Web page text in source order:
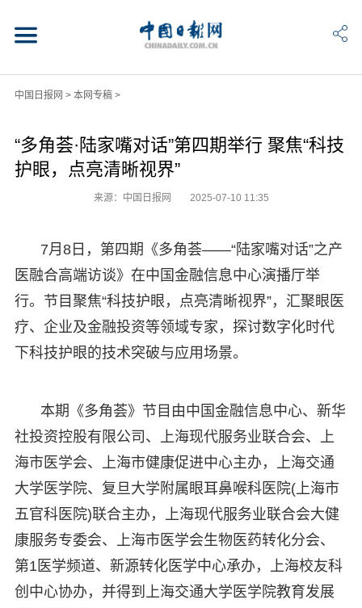
中国日报网 > 本网专稿>
“多角荟·陆家嘴对话”第四期举行 聚焦“科技
护眼，点亮清晰视界”
来源：中国日报网 2025-07-10 11:35
7月8日，第四期《多角荟——“陆家嘴对话”之产
医融合高端访谈》在中国金融信息中心演播厅举
行。节目聚焦“科技护眼，点亮清晰视界”，汇聚眼医
疗、企业及金融投资等领域专家，探讨数字化时代
下科技护眼的技术突破与应用场景。
本期《多角荟》节目由中国金融信息中心、新华
社投资控股有限公司、上海现代服务业联合会、上
海市医学会、上海市健康促进中心主办，上海交通
大学医学院、复旦大学附属眼耳鼻喉科医院(上海市
五官科医院)联合主办，上海现代服务业联合会大健
康服务专委会、上海市医学会生物医药转化分会、
第1医学频道、新源转化医学中心承办，上海校友科
创中心协办，并得到上海交通大学医学院教育发展